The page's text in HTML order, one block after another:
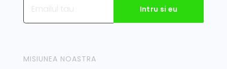
MISIUNEA NOASTRA